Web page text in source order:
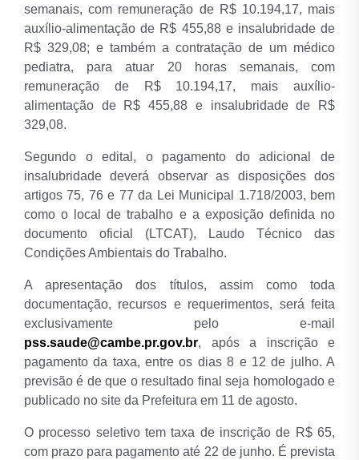
semanais, com remuneração de R$ 10.194,17, mais
auxílio-alimentação de R$ 455,88 e insalubridade de
R$ 329,08; e também a contratação de um médico
pediatra, para atuar 20 horas semanais, com
remuneração de R$ 10.194,17, mais auxílio-
alimentação de R$ 455,88 e insalubridade de R$
329,08.
Segundo o edital, o pagamento do adicional de
insalubridade deverá observar as disposições dos
artigos 75, 76 e 77 da Lei Municipal 1.718/2003, bem
como o local de trabalho e a exposição definida no
documento oficial (LTCAT), Laudo Técnico das
Condições Ambientais do Trabalho.
A apresentação dos títulos, assim como toda
documentação, recursos e requerimentos, será feita
exclusivamente pelo e-mail
pss.saude@cambe.pr.gov.br, após a inscrição e
pagamento da taxa, entre os dias 8 e 12 de julho. A
previsão é de que o resultado final seja homologado e
publicado no site da Prefeitura em 11 de agosto.
O processo seletivo tem taxa de inscrição de R$ 65,
com prazo para pagamento até 22 de junho. É prevista